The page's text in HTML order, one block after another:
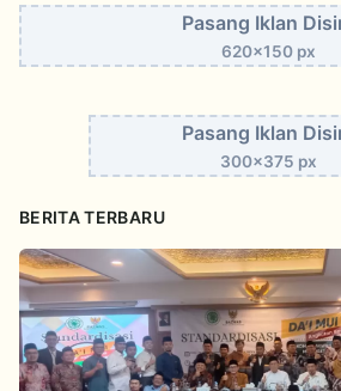
Pasang Iklan
620x150 px
Pasang Iklan
300x375 px
BERITA TERBARU